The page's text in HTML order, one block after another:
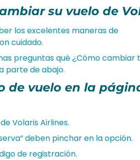
su vuelo de
los excelentes maneras de
cuidado.
preguntas qué ¿Cómo cambiar
parte de abajo.
de vuelo en la
Volaris Airlines.
deben pinchar en la opción.
de registración.